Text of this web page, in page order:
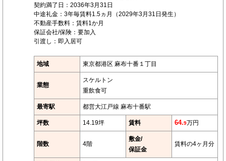
契約満了日：2036年3月31日
中途礼金：3年毎賃料1.5ヵ月（2029年3月31日発生）
不動産手数料：賃料1か月
保証会社/保険：要加入
引渡し：即入居可
地域 東京都港区 麻布十番１丁目
業態
スケルトン
重飲食可
最寄駅 都営大江戸線 麻布十番駅
坪数 14.19坪 賃料 64.9万円
階数 4階
敷金/
保証金
賃料の4ヶ月分